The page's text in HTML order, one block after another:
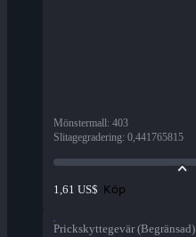
Mönstermall: 403
Slitagegradering: 0,441765815
1,61 US$ Köp
Prickskyttegevär (Begränsad)